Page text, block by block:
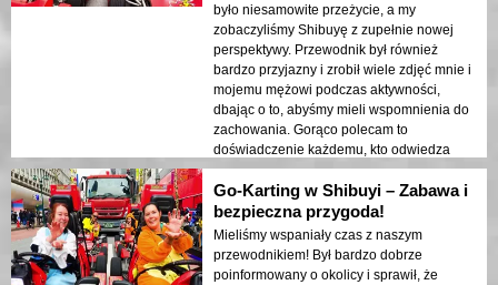
było niesamowite przeżycie, a my
zobaczyliśmy Shibuyę z zupełnie nowej
perspektywy. Przewodnik był również
bardzo przyjazny i zrobił wiele zdjęć mnie i
mojemu mężowi podczas aktywności,
dbając o to, abyśmy mieli wspomnienia do
zachowania. Gorąco polecam to
doświadczenie każdemu, kto odwiedza
Tokio, szczególnie tym, którzy kochają
przygody i chcą doświadczyć ekscytacji
miasta w unikalny sposób!
Go-Karting w Shibuyi – Zabawa i
bezpieczna przygoda!
Mieliśmy wspaniały czas z naszym
przewodnikiem! Był bardzo dobrze
poinformowany o okolicy i sprawił, że